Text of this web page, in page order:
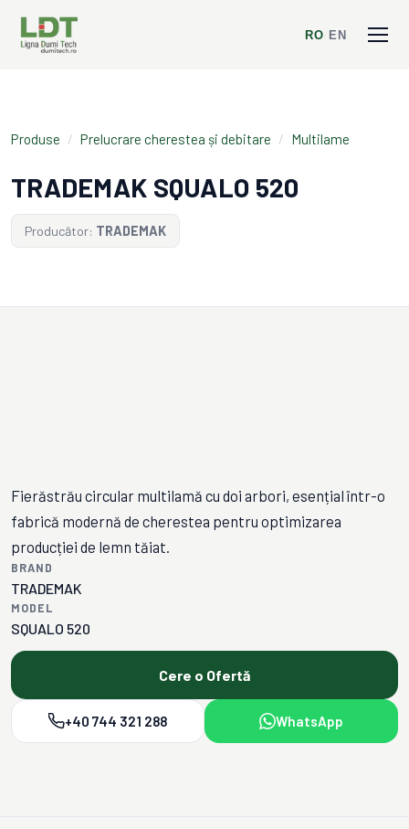
RO EN
Produse / Prelucrare cherestea și debitare / Multilame
TRADEMAK SQUALO 520
Producător: TRADEMAK
Fierăstrău circular multilamă cu doi arbori, esențial într-o
fabrică modernă de cherestea pentru optimizarea
producției de lemn tăiat.
BRAND
TRADEMAK
MODEL
SQUALO 520
Cere o Ofertă
+40 744 321 288 WhatsApp